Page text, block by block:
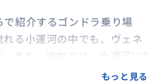
紹介するゴンドラ乗り場
る小運河の中でも、ヴェネ
り沢山の美しい風景に出会え
もっと見る